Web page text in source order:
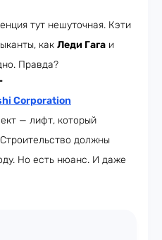
тут нешуточная. Кэти
как Леди Гага и
Правда?
Corporation
— лифт, который
должны
Но есть нюанс. И даже